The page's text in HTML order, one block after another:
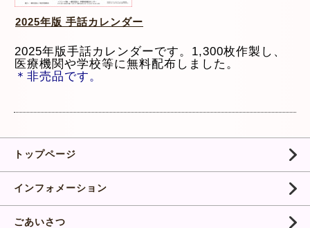
2025年版 手話カレンダー
2025年版手話カレンダーです。1,300枚作製し、
医療機関や学校等に無料配布しました。
＊非売品です。
トップページ
インフォメーション
ごあいさつ